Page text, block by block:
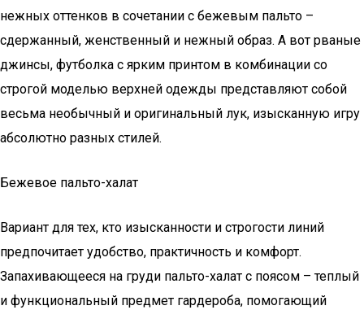
нежных оттенков в сочетании с бежевым пальто –
сдержанный, женственный и нежный образ. А вот рваные
джинсы, футболка с ярким принтом в комбинации со
строгой моделью верхней одежды представляют собой
весьма необычный и оригинальный лук, изысканную игру
абсолютно разных стилей.
Бежевое пальто-халат
Вариант для тех, кто изысканности и строгости линий
предпочитает удобство, практичность и комфорт.
Запахивающееся на груди пальто-халат с поясом – теплый
и функциональный предмет гардероба, помогающий